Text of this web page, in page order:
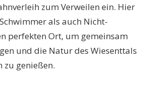
zum Verweilen ein. Hier
als auch Nicht-
perfekten Ort, um gemeinsam
und die Natur des Wiesenttals
zu genießen.